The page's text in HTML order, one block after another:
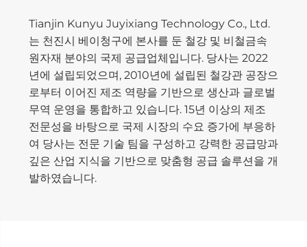
Tianjin Kunyu Juyixiang Technology Co., Ltd.
는 천진시 베이청구에 본사를 둔 철강 및 비철금속
원자재 분야의 국제 공급업체입니다. 당사는 2022
년에 설립되었으며, 2010년에 설립된 철강관 공장으
로부터 이어진 제조 역량을 기반으로 생산과 글로벌
무역 운영을 통합하고 있습니다. 15년 이상의 제조
전문성을 바탕으로 국제 시장의 수요 증가에 부응하
여 당사는 전문 기술 팀을 구성하고 강력한 공급망과
깊은 산업 지식을 기반으로 맞춤형 공급 솔루션을 개
발하였습니다.